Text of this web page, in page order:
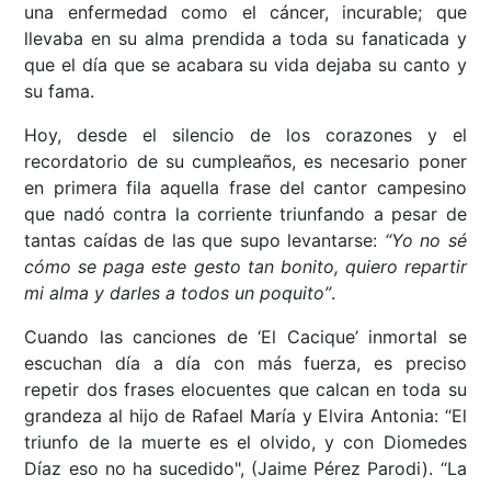
una enfermedad como el cáncer, incurable; que
llevaba en su alma prendida a toda su fanaticada y
que el día que se acabara su vida dejaba su canto y
su fama.
Hoy, desde el silencio de los corazones y el
recordatorio de su cumpleaños, es necesario poner
en primera fila aquella frase del cantor campesino
que nadó contra la corriente triunfando a pesar de
tantas caídas de las que supo levantarse: “Yo no sé
cómo se paga este gesto tan bonito, quiero repartir
mi alma y darles a todos un poquito”.
Cuando las canciones de ‘El Cacique’ inmortal se
escuchan día a día con más fuerza, es preciso
repetir dos frases elocuentes que calcan en toda su
grandeza al hijo de Rafael María y Elvira Antonia: “El
triunfo de la muerte es el olvido, y con Diomedes
Díaz eso no ha sucedido", (Jaime Pérez Parodi). “La